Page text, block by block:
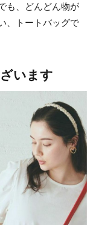
も、どんどん物が
、トートバッグで
います